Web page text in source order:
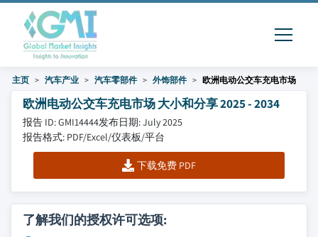
主页 汽车产业 汽车零部件 外饰部件 欧洲电动公交车充电市场
欧洲电动公交车充电市场 大小和分享 2025 - 2034
报告 ID: GMI14444发布日期: July 2025
报告格式: PDF/Excel/仪表板/平台
下载免费 PDF
了解我们的授权许可选项: